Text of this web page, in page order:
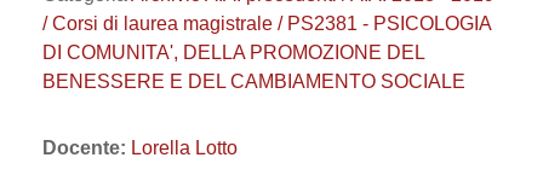
/ Corsi di laurea magistrale / PS2381 - PSICOLOGIA
DI COMUNITA', DELLA PROMOZIONE DEL
BENESSERE E DEL CAMBIAMENTO SOCIALE
Docente: Lorella Lotto